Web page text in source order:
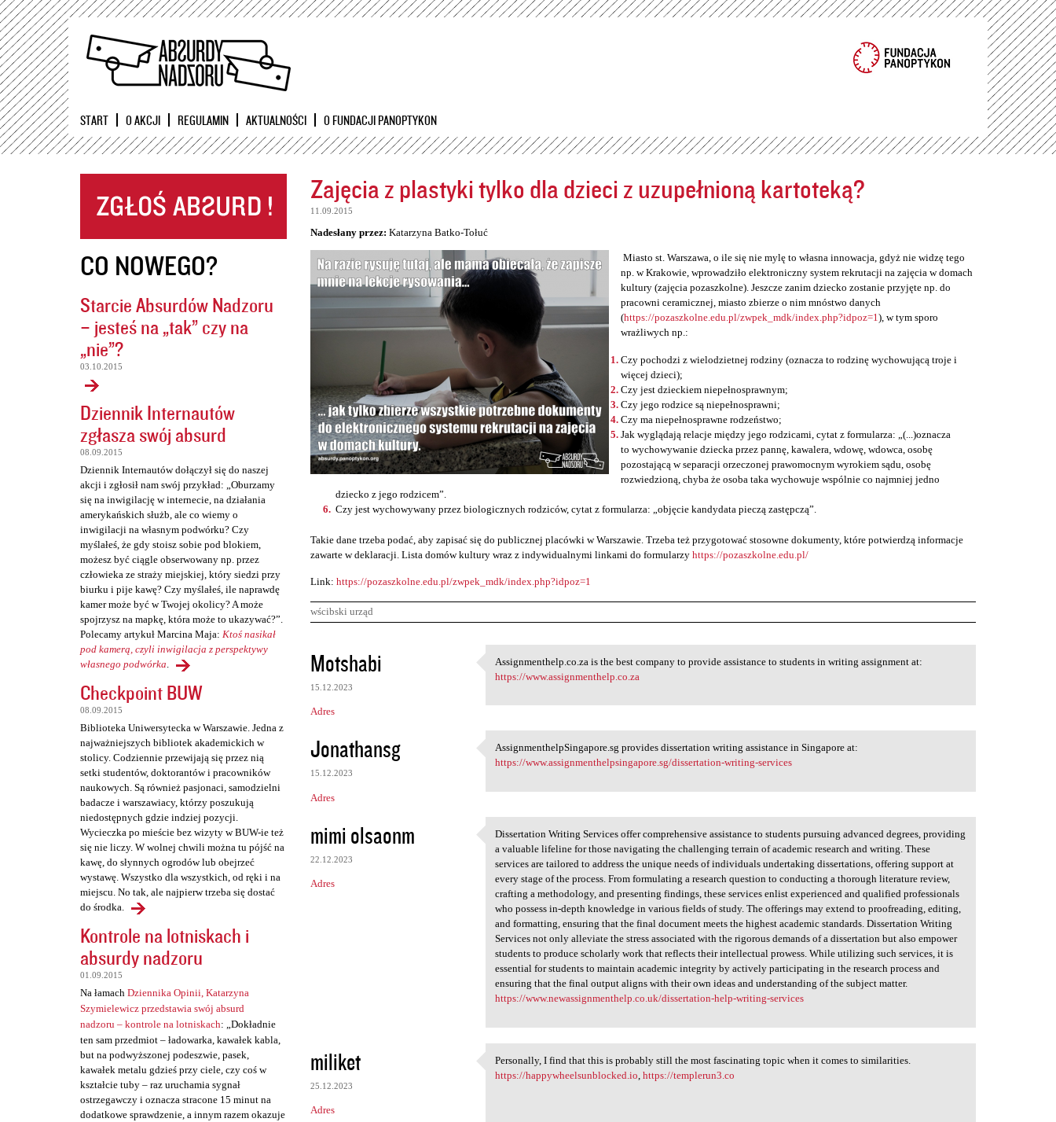
Przejdź
START O AKCJI REGULAMIN AKTUALNOŚCI O FUNDACJI PANOPTYKON
CO NOWEGO?
Starcie Absurdów Nadzoru
– jesteś na „tak” czy na
„nie”?
03.10.2015
Dziennik Internautów
zgłasza swój absurd
08.09.2015
Dziennik Internautów dołączył się do naszej
akcji i zgłosił nam swój przykład: „Oburzamy
się na inwigilację w internecie, na działania
amerykańskich służb, ale co wiemy o
inwigilacji na własnym podwórku? Czy
myślałeś, że gdy stoisz sobie pod blokiem,
możesz być ciągle obserwowany np. przez
człowieka ze straży miejskiej, który siedzi przy
biurku i pije kawę? Czy myślałeś, ile naprawdę
kamer może być w Twojej okolicy? A może
spojrzysz na mapkę, która może to ukazywać?”.
Polecamy artykuł Marcina Maja: Ktoś nasikał
pod kamerą, czyli inwigilacja z perspektywy
własnego podwórka.
Checkpoint BUW
08.09.2015
Biblioteka Uniwersytecka w Warszawie. Jedna z
najważniejszych bibliotek akademickich w
stolicy. Codziennie przewijają się przez nią
setki studentów, doktorantów i pracowników
naukowych. Są również pasjonaci, samodzielni
badacze i warszawiacy, którzy poszukują
niedostępnych gdzie indziej pozycji.
Wycieczka po mieście bez wizyty w BUW-ie też
się nie liczy. W wolnej chwili można tu pójść na
kawę, do słynnych ogrodów lub obejrzeć
wystawę. Wszystko dla wszystkich, od ręki i na
miejscu. No tak, ale najpierw trzeba się dostać
do środka.
Kontrole na lotniskach i
absurdy nadzoru
01.09.2015
Na łamach Dziennika Opinii, Katarzyna
Szymielewicz przedstawia swój absurd
nadzoru – kontrole na lotniskach: „Dokładnie
ten sam przedmiot – ładowarka, kawałek kabla,
but na podwyższonej podeszwie, pasek,
kawałek metalu gdzieś przy ciele, czy coś w
kształcie tuby – raz uruchamia sygnał
ostrzegawczy i oznacza stracone 15 minut na
dodatkowe sprawdzenie, a innym razem okazuje
Zajęcia z plastyki tylko dla dzieci z uzupełnioną kartoteką?
11.09.2015
Nadesłany przez: Katarzyna Batko-Tołuć
Miasto st. Warszawa, o ile się nie mylę to własna innowacja, gdyż nie widzę tego
np. w Krakowie, wprowadziło elektroniczny system rekrutacji na zajęcia w domach
kultury (zajęcia pozaszkolne). Jeszcze zanim dziecko zostanie przyjęte np. do
pracowni ceramicznej, miasto zbierze o nim mnóstwo danych
(https://pozaszkolne.edu.pl/zwpek_mdk/index.php?idpoz=1), w tym sporo
wrażliwych np.:
Czy pochodzi z wielodzietnej rodziny (oznacza to rodzinę wychowującą troje i
więcej dzieci);
Czy jest dzieckiem niepełnosprawnym;
Czy jego rodzice są niepełnosprawni;
Czy ma niepełnosprawne rodzeństwo;
Jak wyglądają relacje między jego rodzicami, cytat z formularza: „(...)oznacza
to wychowywanie dziecka przez pannę, kawalera, wdowę, wdowca, osobę
pozostającą w separacji orzeczonej prawomocnym wyrokiem sądu, osobę
rozwiedzioną, chyba że osoba taka wychowuje wspólnie co najmniej jedno
dziecko z jego rodzicem”.
Czy jest wychowywany przez biologicznych rodziców, cytat z formularza: „objęcie kandydata pieczą zastępczą”.
Takie dane trzeba podać, aby zapisać się do publicznej placówki w Warszawie. Trzeba też przygotować stosowne dokumenty, które potwierdzą informacje
zawarte w deklaracji. Lista domów kultury wraz z indywidualnymi linkami do formularzy https://pozaszkolne.edu.pl/
Link: https://pozaszkolne.edu.pl/zwpek_mdk/index.php?idpoz=1
wścibski urząd
K
o
m
e
n
t
r
z
e
Motshabi
15.12.2023
Adres
Assignmenthelp.co.za is the
Assignmenthelp.co.za is the best company to provide assistance to students in writing assignment at:
https://www.assignmenthelp.co.za
Jonathansg
15.12.2023
Adres
AssignmenthelpSingapore.sg
AssignmenthelpSingapore.sg provides dissertation writing assistance in Singapore at:
https://www.assignmenthelpsingapore.sg/dissertation-writing-services
mimi olsaonm
22.12.2023
Adres
Dissertation Writing Services
Dissertation Writing Services offer comprehensive assistance to students pursuing advanced degrees, providing
a valuable lifeline for those navigating the challenging terrain of academic research and writing. These
services are tailored to address the unique needs of individuals undertaking dissertations, offering support at
every stage of the process. From formulating a research question to conducting a thorough literature review,
crafting a methodology, and presenting findings, these services enlist experienced and qualified professionals
who possess in-depth knowledge in various fields of study. The offerings may extend to proofreading, editing,
and formatting, ensuring that the final document meets the highest academic standards. Dissertation Writing
Services not only alleviate the stress associated with the rigorous demands of a dissertation but also empower
students to produce scholarly work that reflects their intellectual prowess. While utilizing such services, it is
essential for students to maintain academic integrity by actively participating in the research process and
ensuring that the final output aligns with their own ideas and understanding of the subject matter.
https://www.newassignmenthelp.co.uk/dissertation-help-writing-services
miliket
25.12.2023
Adres
Personally, I find that this
Personally, I find that this is probably still the most fascinating topic when it comes to similarities.
https://happywheelsunblocked.io ,https://templerun3.co